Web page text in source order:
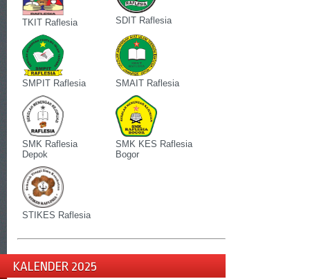
TKIT Raflesia SDIT Raflesia
SMPIT Raflesia SMAIT Raflesia
SMK Raflesia
Depok
SMK KES Raflesia
Bogor
STIKES Raflesia
KALENDER 2025